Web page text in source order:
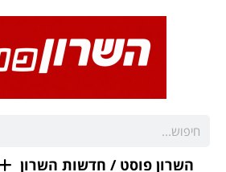
השרון פוסט / חדשות השרון